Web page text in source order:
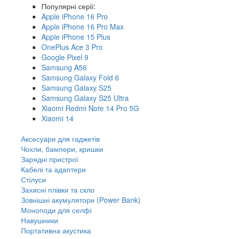
Популярні серії:
Apple iPhone 16 Pro
Apple iPhone 16 Pro Max
Apple iPhone 15 Plus
OnePlus Ace 3 Pro
Google Pixel 9
Samsung A56
Samsung Galaxy Fold 6
Samsung Galaxy S25
Samsung Galaxy S25 Ultra
Xiaomi Redmi Note 14 Pro 5G
Xiaomi 14
Аксесуари для гаджетів
Чохли, бампери, кришки
Зарядні пристрої
Кабелі та адаптери
Стілуси
Захисні плівки та скло
Зовнішні акумулятори (Power Bank)
Моноподи для селфі
Навушники
Портативна акустика